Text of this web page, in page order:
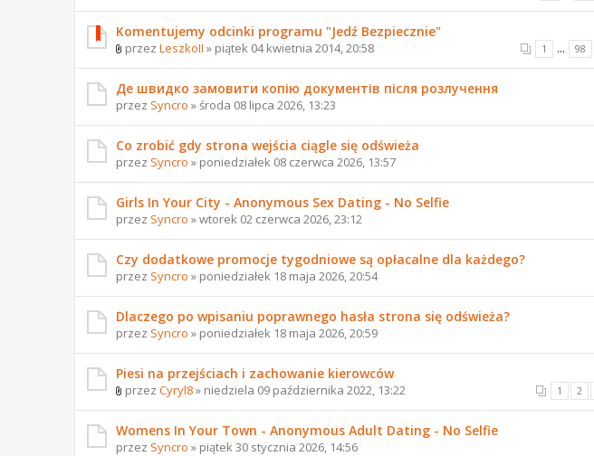
Komentujemy odcinki programu "Jedź Bezpiecznie"
1 ... 98
przez LeszkoII » piątek 04 kwietnia 2014, 20:58
Де швидко замовити копію документів після розлучення
przez Syncro » środa 08 lipca 2026, 13:23
Co zrobić gdy strona wejścia ciągle się odświeża
przez Syncro » poniedziałek 08 czerwca 2026, 13:57
Girls In Your City - Anonymous Sex Dating - No Selfie
przez Syncro » wtorek 02 czerwca 2026, 23:12
Czy dodatkowe promocje tygodniowe są opłacalne dla każdego?
przez Syncro » poniedziałek 18 maja 2026, 20:54
Dlaczego po wpisaniu poprawnego hasła strona się odświeża?
przez Syncro » poniedziałek 18 maja 2026, 20:59
Piesi na przejściach i zachowanie kierowców
1 2
przez Cyryl8» niedziela 09 października 2022, 13:22
Womens In Your Town - Anonymous Adult Dating - No Selfie
przez Syncro » piątek 30 stycznia 2026, 14:56